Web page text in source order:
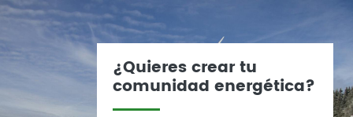
¿Quieres crear tu
comunidad energética?